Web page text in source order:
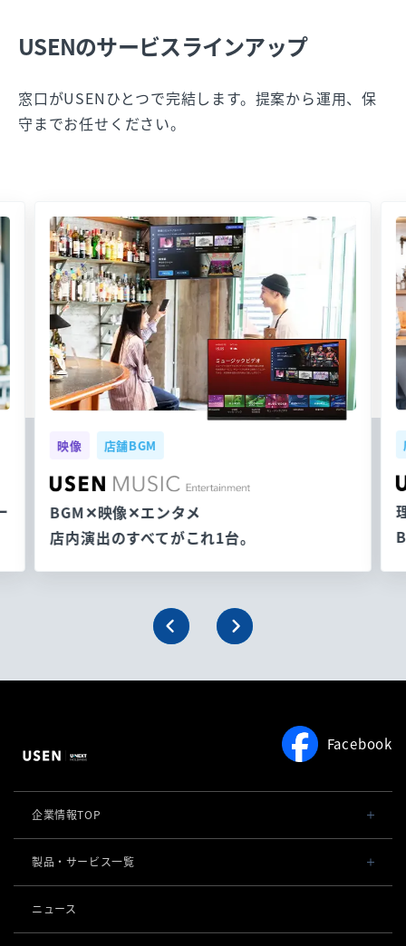
USENのサービスラインアップ
窓口がUSENひとつで完結します。提案から運用、保
守までお任せください。
映像 店舗BGM
BGM✕映像✕エンタメ
店内演出のすべてがこれ1台。
Facebook
企業情報TOP
会社概要・役員一覧
社長メッセージ
製品・サービス一覧
POSレジ 他
導入事例
ニュース